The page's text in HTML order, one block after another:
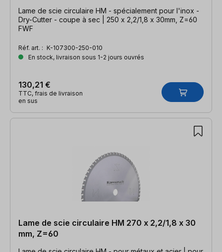
Lame de scie circulaire HM - spécialement pour l'inox -
Dry-Cutter - coupe à sec | 250 x 2,2/1,8 x 30mm, Z=60
FWF
Réf. art. : K-107300-250-010
En stock, livraison sous 1-2 jours ouvrés
130,21 €
TTC, frais de livraison
en sus
Lame de scie circulaire HM 270 x 2,2/1,8 x 30
mm, Z=60